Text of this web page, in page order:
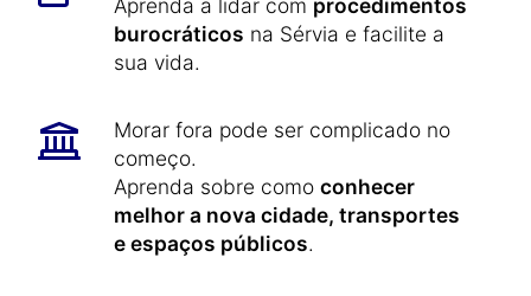
Aprenda a lidar com procedimentos
burocráticos na Sérvia e facilite a
sua vida.
Morar fora pode ser complicado no
começo.
Aprenda sobre como conhecer
melhor a nova cidade, transportes
e espaços públicos.